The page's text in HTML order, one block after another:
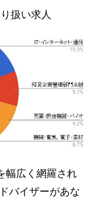
扱い求人
幅広く網羅され
バイザーがあな